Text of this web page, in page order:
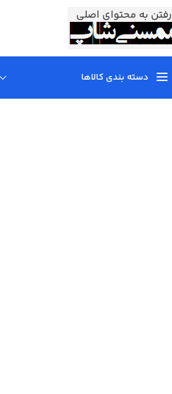
رفتن به محتوای اصلی
دسته بندی کالاها